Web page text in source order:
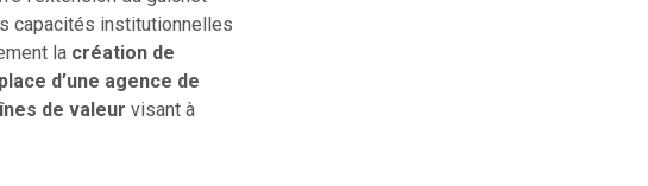
capacités institutionnelles
la création de
d’une agence de
de valeur visant à